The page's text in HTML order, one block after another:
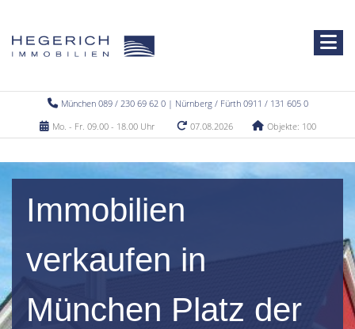
München 089 / 230 69 62 0 | Nürnberg / Fürth 0911 / 131 605 0
Mo. - Fr. 09.00 - 18.00 Uhr
07.08.2026 Objekte: 100
Immobilien
verkaufen in
München Platz der